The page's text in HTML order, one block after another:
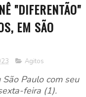
"DIFERENTÃO"
EM SÃO
Agitos
Paulo com seu
feira (1).